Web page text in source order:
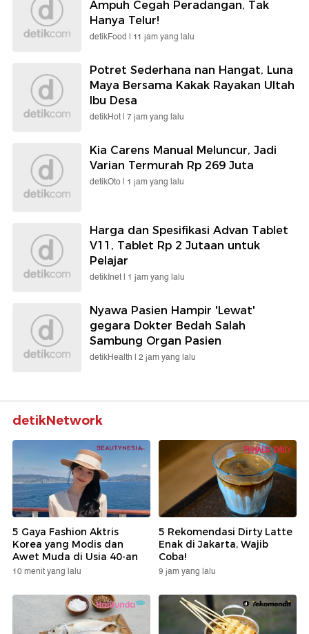
Ampuh Cegah Peradangan, Tak
Hanya Telur!
detikFood | 11 jam yang lalu
Potret Sederhana nan Hangat, Luna
Maya Bersama Kakak Rayakan Ultah
Ibu Desa
detikHot | 7 jam yang lalu
Kia Carens Manual Meluncur, Jadi
Varian Termurah Rp 269 Juta
detikOto | 1 jam yang lalu
Harga dan Spesifikasi Advan Tablet
V11, Tablet Rp 2 Jutaan untuk
Pelajar
detikInet | 1 jam yang lalu
Nyawa Pasien Hampir 'Lewat'
gegara Dokter Bedah Salah
Sambung Organ Pasien
detikHealth | 2 jam yang lalu
detikNetwork
5 Gaya Fashion Aktris
Korea yang Modis dan
Awet Muda di Usia 40-an
10 menit yang lalu
5 Rekomendasi Dirty Latte
Enak di Jakarta, Wajib
Coba!
9 jam yang lalu